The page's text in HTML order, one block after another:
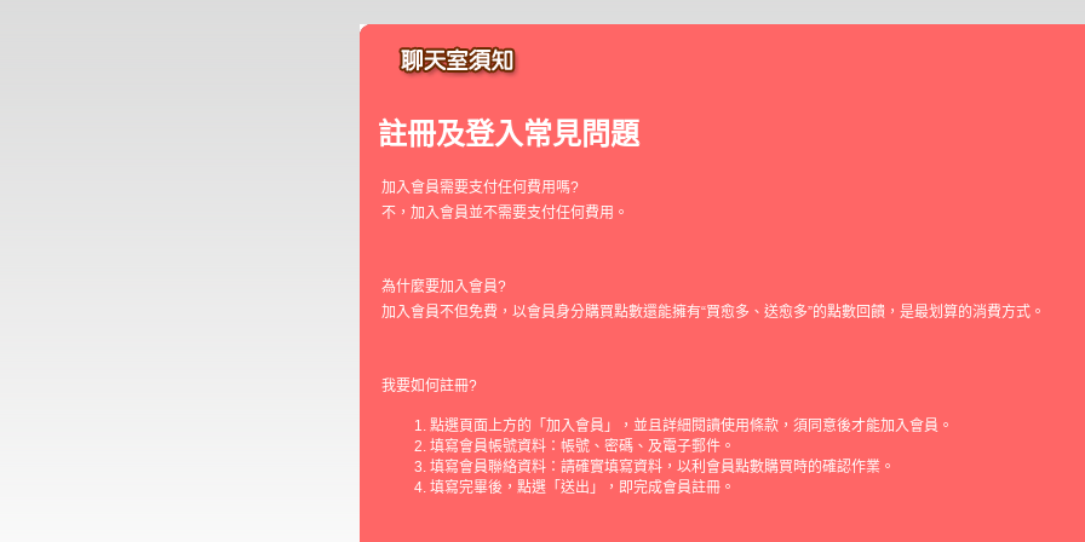
註冊及登入常見問題
加入會員需要支付任何費用嗎?
不，加入會員並不需要支付任何費用。
為什麼要加入會員?
加入會員不但免費，以會員身分購買點數還能擁有“買愈多、送愈多”的點數回饋，是最划算的消費方式。
我要如何註冊?
點選頁面上方的「加入會員」，並且詳細閱讀使用條款，須同意後才能加入會員。
填寫會員帳號資料：帳號、密碼、及電子郵件。
填寫會員聯絡資料：請確實填寫資料，以利會員點數購買時的確認作業。
填寫完畢後，點選「送出」，即完成會員註冊。